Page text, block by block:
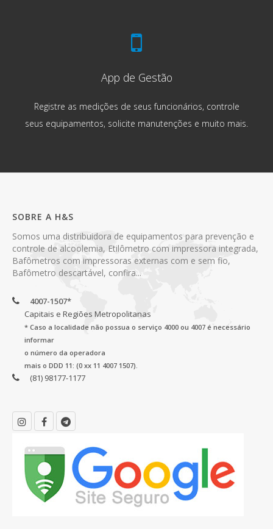
App de Gestão
Registre as medições de seus funcionários, controle
seus equipamentos, solicite manutenções e muito mais.
SOBRE A H&S
Somos uma distribuidora de equipamentos para prevenção e
controle de alcoolemia, Etilômetro com impressora integrada,
Bafômetros com impressoras externas com e sem fio,
Bafômetro descartável, confira...
4007-1507*
Capitais e Regiões Metropolitanas
* Caso a localidade não possua o serviço 4000 ou 4007 é necessário
informar
o número da operadora
mais o DDD 11: (0 xx 11 4007 1507).
(81) 98177-1177